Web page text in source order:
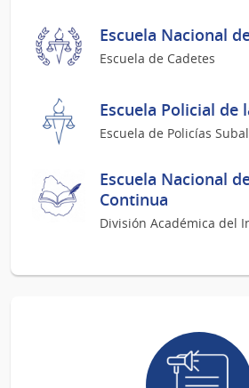
Escuela Nacional
Escuela de Cadetes
Escuela Policial de
Escuela de Policías
Escuela Nacional
Continua
División Académica del